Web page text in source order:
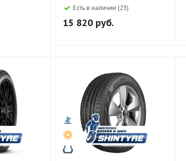
Есть в наличии (23)
15 820 руб.